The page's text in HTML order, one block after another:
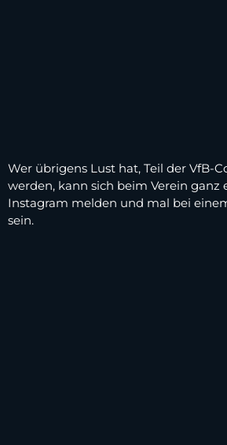
Wer übrigens Lust hat, Teil der VfB-
werden, kann sich beim Verein ganz
Instagram melden und mal bei
sein.